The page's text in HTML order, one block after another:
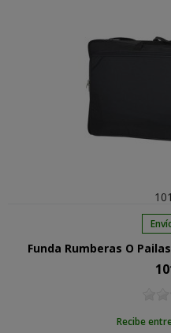
Funda Rumberas O
Recibe